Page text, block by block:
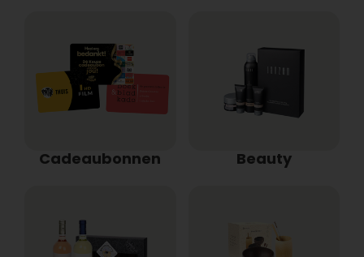
Cadeaubonnen Beauty